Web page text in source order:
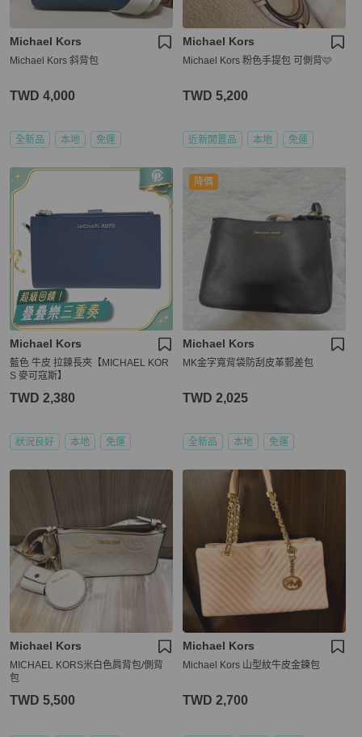
Michael Kors
Michael Kors 斜背包
TWD 4,000
全新品 本地 免運
Michael Kors
Michael Kors 粉色手提包 可側背🩷
TWD 5,200
近新閒置品 本地 免運
Michael Kors
藍色 牛皮 拉鍊長夾【MICHAEL KOR
S 麥可寇斯】
TWD 2,380
狀況良好 本地 免運
降價
Michael Kors
MK金字寬背袋防刮皮革郵差包
TWD 2,025
全新品 本地 免運
Michael Kors
MICHAEL KORS米白色肩背包/側背
包
TWD 5,500
Michael Kors
Michael Kors 山型紋牛皮金鍊包
TWD 2,700